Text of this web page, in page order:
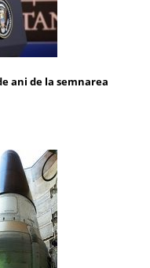
ani de la semnarea